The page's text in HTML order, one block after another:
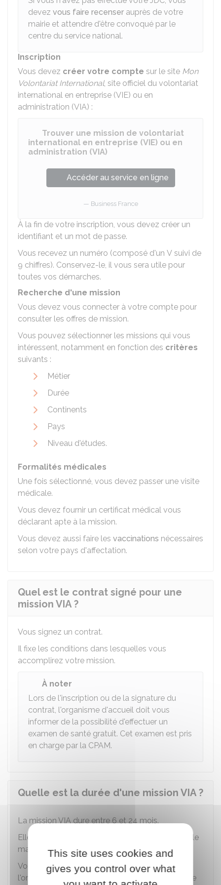
devez vous faire recenser auprès de votre
mairie et attendre d'être convoqué par le
centre du service national.
Inscription
Vous devez créer votre compte sur le site Mon
Volontariat International, site officiel du volontariat
international en entreprise (VIE) ou en
administration (VIA) :
Trouver une mission de volontariat
international en entreprise (VIE) ou en
administration (VIA)
Accéder au service en ligne
Business France
À la fin de votre inscription, vous devez créer un
identifiant et un mot de passe.
Vous recevez un numéro (composé d'un V suivi de
9 chiffres). Conservez-le, il vous sera utile pour
toutes vos démarches.
Recherche d'une mission
Vous devez vous connecter à votre compte pour
consulter les offres de mission.
Vous pouvez sélectionner les missions qui vous
intéressent, notamment en fonction des critères
suivants :
Métier
Durée
Continents
Pays
Niveau d'études.
Formalités médicales
Une fois sélectionné, vous devez passer une visite
médicale.
Vous devez fournir un certificat médical vous
déclarant apte à la mission.
Vous devez aussi faire les vaccinations nécessaires
selon votre pays d'affectation.
Quel est le contrat signé pour une
mission VIA ?
Vous signez un contrat.
Il fixe les conditions dans lesquelles vous
accomplirez votre mission.
À noter
Lors de l'inscription ou de la signature du
contrat, l'organisme d'accueil doit vous
informer de la possibilité d'effectuer un
examen de santé gratuit. Cet examen est pris
en charge par la CPAM.
Quelle est la durée d'une mission VIA ?
La mission VIA dure entre 6 et 24 mois.
Elle peut être renouvelée une fois, sans excéder le
maximum de 2 ans.
Vous devez demander le renouvellement à
l'organisme gestionnaire 1 à 3 mois avant la fin de
This site uses cookies and
gives you control over what